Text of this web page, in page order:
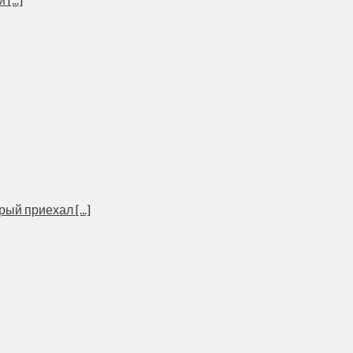
приехал [...]